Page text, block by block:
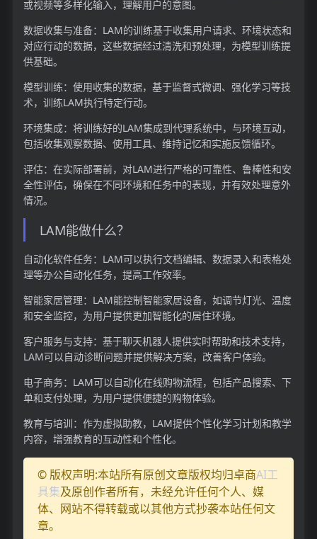
或视频等多样化输入，理解用户的意图。
数据收集与准备：LAM的训练基于收集用户请求、环境状态和
对应行动的数据，这些数据经过清洗和预处理，为模型训练提
供基础。
模型训练：使用收集的数据，基于监督式微调、强化学习等技
术，训练LAM执行特定行动。
环境集成：将训练好的LAM集成到代理系统中，与环境互动，
包括收集观察数据、使用工具、维持记忆和实施反馈循环。
评估：在实际部署前，对LAM进行严格的可靠性、鲁棒性和安
全性评估，确保在不同环境和任务中的表现，并有效处理意外
情况。
LAM能做什么？
自动化软件任务：LAM可以执行文档编辑、数据录入和表格处
理等办公自动化任务，提高工作效率。
智能家居管理：LAM能控制智能家居设备，如调节灯光、温度
和安全监控，为用户提供更加智能化的居住环境。
客户服务与支持：基于聊天机器人提供实时帮助和技术支持，
LAM可以自动诊断问题并提供解决方案，改善客户体验。
电子商务：LAM可以自动化在线购物流程，包括产品搜索、下
单和支付处理，为用户提供便捷的购物体验。
教育与培训：作为虚拟助教，LAM提供个性化学习计划和教学
内容，增强教育的互动性和个性化。
© 版权声明:本站所有原创文章版权均归卓商AI工
具集及原创作者所有，未经允许任何个人、媒
体、网站不得转载或以其他方式抄袭本站任何文
章。